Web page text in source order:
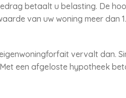
betaalt u belasting. De
van uw woning meer dan
vervalt dan.
een afgeloste hypotheek